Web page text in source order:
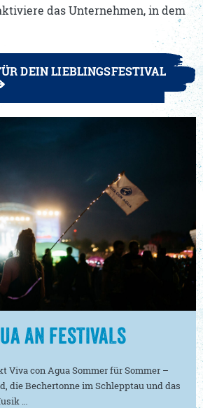
das Unternehmen, in dem
DEIN LIEBLINGSFESTIVAL
AN FESTIVALS
Viva con Agua Sommer für Sommer –
die Bechertonne im Schlepptau und das
…